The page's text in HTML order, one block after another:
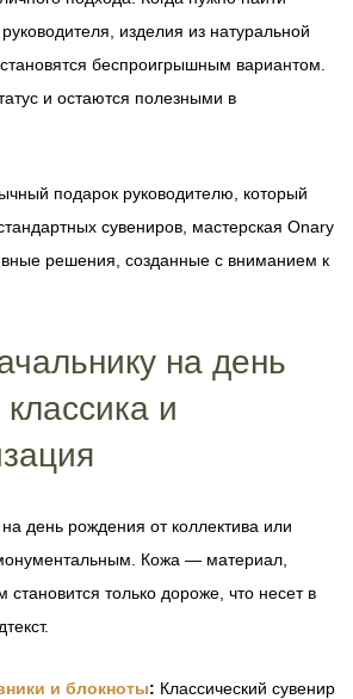
изделия из натуральной
беспроигрышным вариантом.
и остаются полезными в
подарок руководителю, который
сувениров, мастерская Onary
решения, созданные с вниманием к
на день
и
день рождения от коллектива или
Кожа — материал,
только дороже, что несет в
и блокноты: Классический сувенир